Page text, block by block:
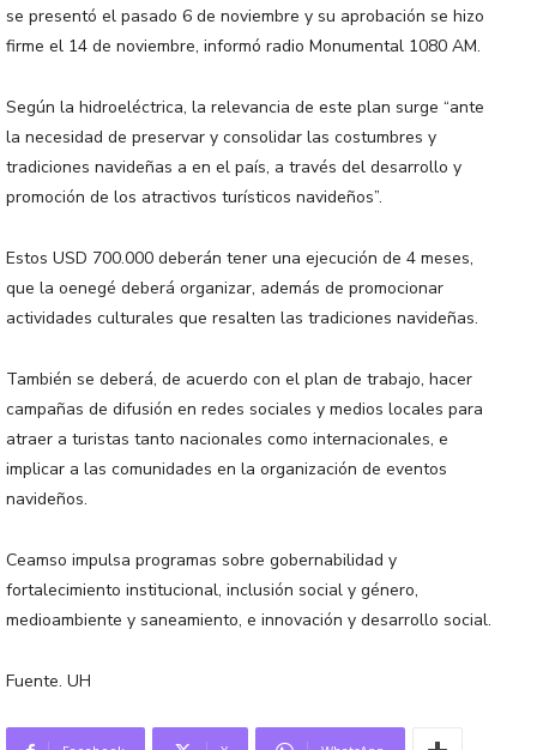
se presentó el pasado 6 de noviembre y su aprobación se hizo
firme el 14 de noviembre, informó radio Monumental 1080 AM.
Según la hidroeléctrica, la relevancia de este plan surge “ante
la necesidad de preservar y consolidar las costumbres y
tradiciones navideñas a en el país, a través del desarrollo y
promoción de los atractivos turísticos navideños”.
Estos USD 700.000 deberán tener una ejecución de 4 meses,
que la oenegé deberá organizar, además de promocionar
actividades culturales que resalten las tradiciones navideñas.
También se deberá, de acuerdo con el plan de trabajo, hacer
campañas de difusión en redes sociales y medios locales para
atraer a turistas tanto nacionales como internacionales, e
implicar a las comunidades en la organización de eventos
navideños.
Ceamso impulsa programas sobre gobernabilidad y
fortalecimiento institucional, inclusión social y género,
medioambiente y saneamiento, e innovación y desarrollo social.
Fuente. UH